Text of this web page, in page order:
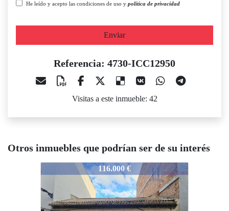
He leído y acepto las condiciones de uso y política de privacidad
Enviar
Referencia: 4730-ICC12950
Visitas a este inmueble: 42
Otros inmuebles que podrían ser de su interés
4730-ICC12950116.000 €